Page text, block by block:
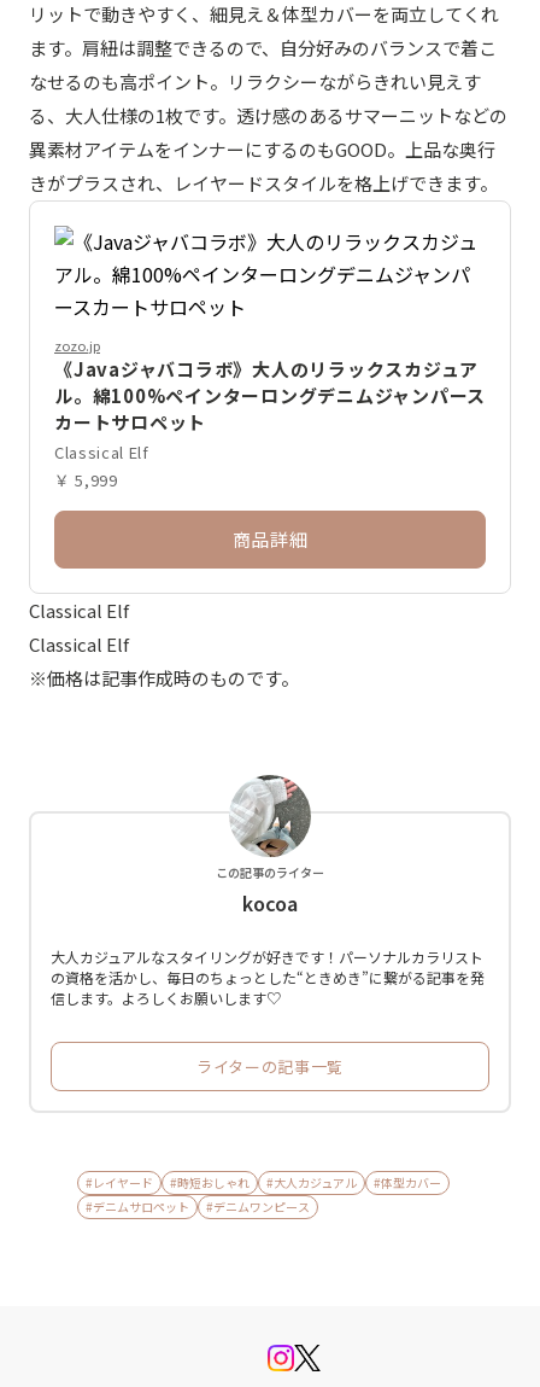
リットで動きやすく、細見え＆体型カバーを両立してくれ
ます。肩紐は調整できるので、自分好みのバランスで着こ
なせるのも高ポイント。リラクシーながらきれい見えす
る、大人仕様の1枚です。透け感のあるサマーニットなどの
異素材アイテムをインナーにするのもGOOD。上品な奥行
きがプラスされ、レイヤードスタイルを格上げできます。
zozo.jp
《Javaジャバコラボ》大人のリラックスカジュア
ル。綿100%ペインターロングデニムジャンパース
カートサロペット
Classical Elf
￥ 5,999
商品詳細
Classical Elf
Classical Elf
※価格は記事作成時のものです。
この記事のライター
kocoa
大人カジュアルなスタイリングが好きです！パーソナルカラリスト
の資格を活かし、毎日のちょっとした“ときめき”に繋がる記事を発
信します。よろしくお願いします♡
ライターの記事一覧
#レイヤード #時短おしゃれ #大人カジュアル
#体型カバー
#デニムサロペット
#デニムワンピース